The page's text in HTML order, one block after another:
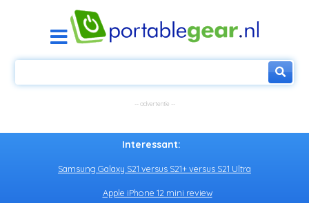
Interessant:
Samsung Galaxy S21 versus S21+ versus S21 Ultra
Apple iPhone 12 mini review